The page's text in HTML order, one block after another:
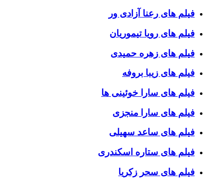
فیلم های رعنا آزادی ور
فیلم های رویا تیموریان
فیلم های زهره حمیدی
فیلم های زیبا بروفه
فیلم های سارا خوئینی ها
فیلم های سارا منجزی
فیلم های ساعد سهیلی
فیلم های ستاره اسکندری
فیلم های سحر زکریا